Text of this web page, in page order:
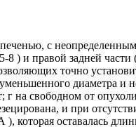
с
8 ) и правой задней
точно
диаметра
на свободном от
и при
которая оставалась